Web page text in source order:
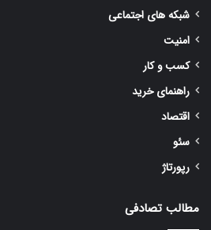
شبکه های اجتماعی
امنیت
کسب و کار
راهنمای خرید
اقتصاد
سئو
رپورتاژ
مطالب تصادفی